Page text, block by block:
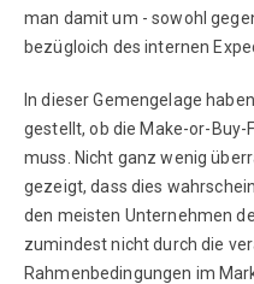
man damit um - sowohl
bezügloich des internen
In dieser Gemengelage
gestellt, ob die Make-or-
muss. Nicht ganz wenig
gezeigt, dass dies
den meisten Unternehmen
zumindest nicht durch die
Rahmenbedingungen im